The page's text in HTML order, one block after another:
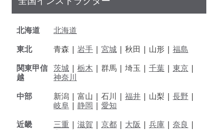
北海道
北海道
東北
青森 | 岩手 | 宮城 | 秋田 | 山形 | 福島
関東甲信
越
茨城 | 栃木 | 群馬 | 埼玉 | 千葉 | 東京 |
神奈川
中部
新潟 | 富山 | 石川 | 福井 | 山梨 | 長野 |
岐阜 | 静岡 | 愛知
近畿
三重 | 滋賀 | 京都 | 大阪 | 兵庫 | 奈良 |